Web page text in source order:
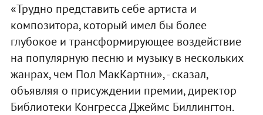
«Трудно представить себе артиста и
композитора, который имел бы более
глубокое и трансформирующее воздействие
на популярную песню и музыку в нескольких
жанрах, чем Пол МакКартни», - сказал,
объявляя о присуждении премии, директор
Библиотеки Конгресса Джеймс Биллингтон.